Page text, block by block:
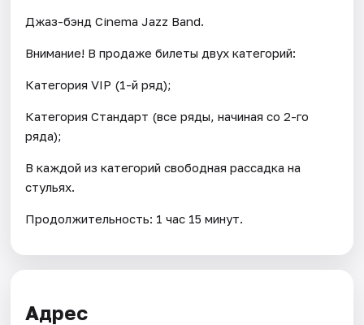
Джаз-бэнд Cinema Jazz Band.
Внимание! В продаже билеты двух категорий:
Категория VIP (1-й ряд);
Категория Стандарт (все ряды, начиная со 2-го
ряда);
В каждой из категорий свободная рассадка на
стульях.
Продолжительность: 1 час 15 минут.
Адрес